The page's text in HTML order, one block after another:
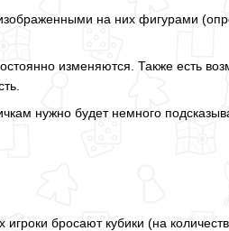
на них фигурами
изменяются. Также есть
нужно будет немного
бросают кубики (на